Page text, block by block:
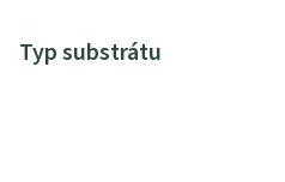
Typ substrátu